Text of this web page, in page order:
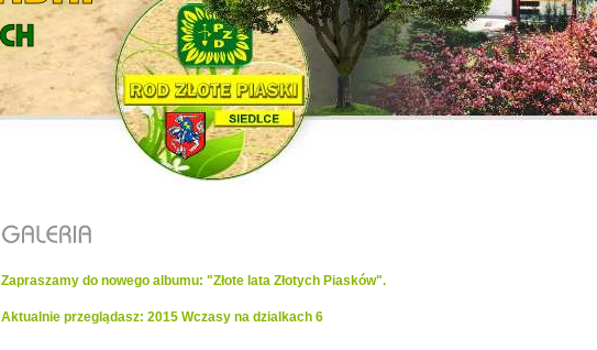
Zapraszamy do nowego albumu: "Złote lata Złotych Piasków".
Aktualnie przeglądasz: 2015 Wczasy na dzialkach 6